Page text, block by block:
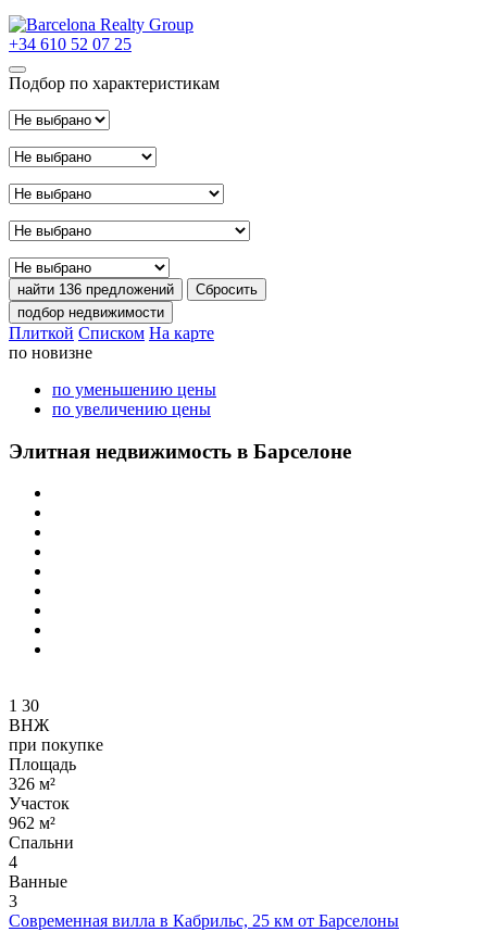
+34 610 52 07 25
Подбор по характеристикам
найти 136 предложений
Сбросить
подбор недвижимости
Плиткой Списком На карте
по новизне
по уменьшению цены
по увеличению цены
Элитная недвижимость в Барселоне
1 30
ВНЖ
при покупке
Площадь
326 м²
Участок
962 м²
Спальни
4
Ванные
3
Современная вилла в Кабрильс, 25 км от Барселоны